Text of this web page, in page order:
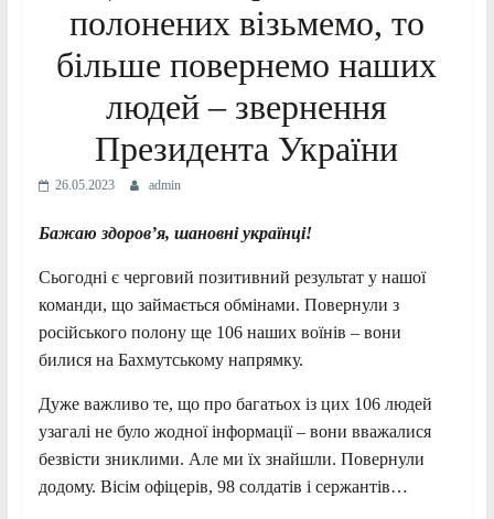
полонених візьмемо, то
більше повернемо наших
людей – звернення
Президента України
26.05.2023 admin
Бажаю здоровʼя, шановні українці!
Сьогодні є черговий позитивний результат у нашої
команди, що займається обмінами. Повернули з
російського полону ще 106 наших воїнів – вони
билися на Бахмутському напрямку.
Дуже важливо те, що про багатьох із цих 106 людей
узагалі не було жодної інформації – вони вважалися
безвісти зниклими. Але ми їх знайшли. Повернули
додому. Вісім офіцерів, 98 солдатів і сержантів…